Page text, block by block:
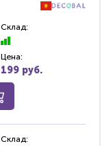
Склад:
Цена:
199 руб.
Склад: